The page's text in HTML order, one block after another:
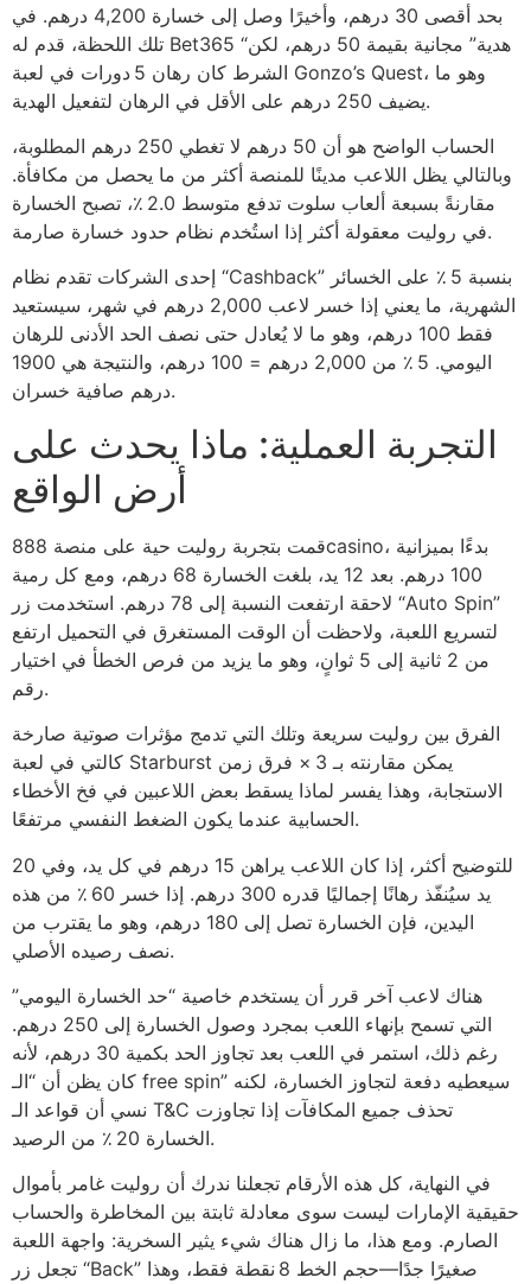
بحد أقصى 30 درهم، وأخيرًا وصل إلى خسارة 4,200 درهم. في
تلك اللحظة، قدم له Bet365 “هدية” مجانية بقيمة 50 درهم، لكن
الشرط كان رهان 5 دورات في لعبة Gonzo’s Quest، وهو ما
يضيف 250 درهم على الأقل في الرهان لتفعيل الهدية.
الحساب الواضح هو أن 50 درهم لا تغطي 250 درهم المطلوبة،
وبالتالي يظل اللاعب مدينًا للمنصة أكثر من ما يحصل من مكافأة.
مقارنةً بسبعة ألعاب سلوت تدفع متوسط 2.0 ٪، تصبح الخسارة
في روليت معقولة أكثر إذا استُخدم نظام حدود خسارة صارمة.
إحدى الشركات تقدم نظام “Cashback” بنسبة 5 ٪ على الخسائر
الشهرية، ما يعني إذا خسر لاعب 2,000 درهم في شهر، سيستعيد
فقط 100 درهم، وهو ما لا يُعادل حتى نصف الحد الأدنى للرهان
اليومي. 5 ٪ من 2,000 درهم = 100 درهم، والنتيجة هي 1900
درهم صافية خسران.
التجربة العملية: ماذا يحدث على
أرض الواقع
قمت بتجربة روليت حية على منصة 888casino، بدءًا بميزانية
100 درهم. بعد 12 يد، بلغت الخسارة 68 درهم، ومع كل رمية
لاحقة ارتفعت النسبة إلى 78 درهم. استخدمت زر “Auto Spin”
لتسريع اللعبة، ولاحظت أن الوقت المستغرق في التحميل ارتفع
من 2 ثانية إلى 5 ثوانٍ، وهو ما يزيد من فرص الخطأ في اختيار
رقم.
الفرق بين روليت سريعة وتلك التي تدمج مؤثرات صوتية صارخة
كالتي في لعبة Starburst يمكن مقارنته بـ 3 × فرق زمن
الاستجابة، وهذا يفسر لماذا يسقط بعض اللاعبين في فخ الأخطاء
الحسابية عندما يكون الضغط النفسي مرتفعًا.
للتوضيح أكثر، إذا كان اللاعب يراهن 15 درهم في كل يد، وفي 20
يد سيُنفّذ رهانًا إجماليًا قدره 300 درهم. إذا خسر 60 ٪ من هذه
اليدين، فإن الخسارة تصل إلى 180 درهم، وهو ما يقترب من
نصف رصيده الأصلي.
هناك لاعب آخر قرر أن يستخدم خاصية “حد الخسارة اليومي”
التي تسمح بإنهاء اللعب بمجرد وصول الخسارة إلى 250 درهم.
رغم ذلك، استمر في اللعب بعد تجاوز الحد بكمية 30 درهم، لأنه
كان يظن أن “الـ free spin” سيعطيه دفعة لتجاوز الخسارة، لكنه
نسي أن قواعد الـ T&C تحذف جميع المكافآت إذا تجاوزت
الخسارة 20 ٪ من الرصيد.
في النهاية، كل هذه الأرقام تجعلنا ندرك أن روليت غامر بأموال
حقيقية الإمارات ليست سوى معادلة ثابتة بين المخاطرة والحساب
الصارم. ومع هذا، ما زال هناك شيء يثير السخرية: واجهة اللعبة
تجعل زر “Back” صغيرًا جدًا—حجم الخط 8 نقطة فقط، وهذا